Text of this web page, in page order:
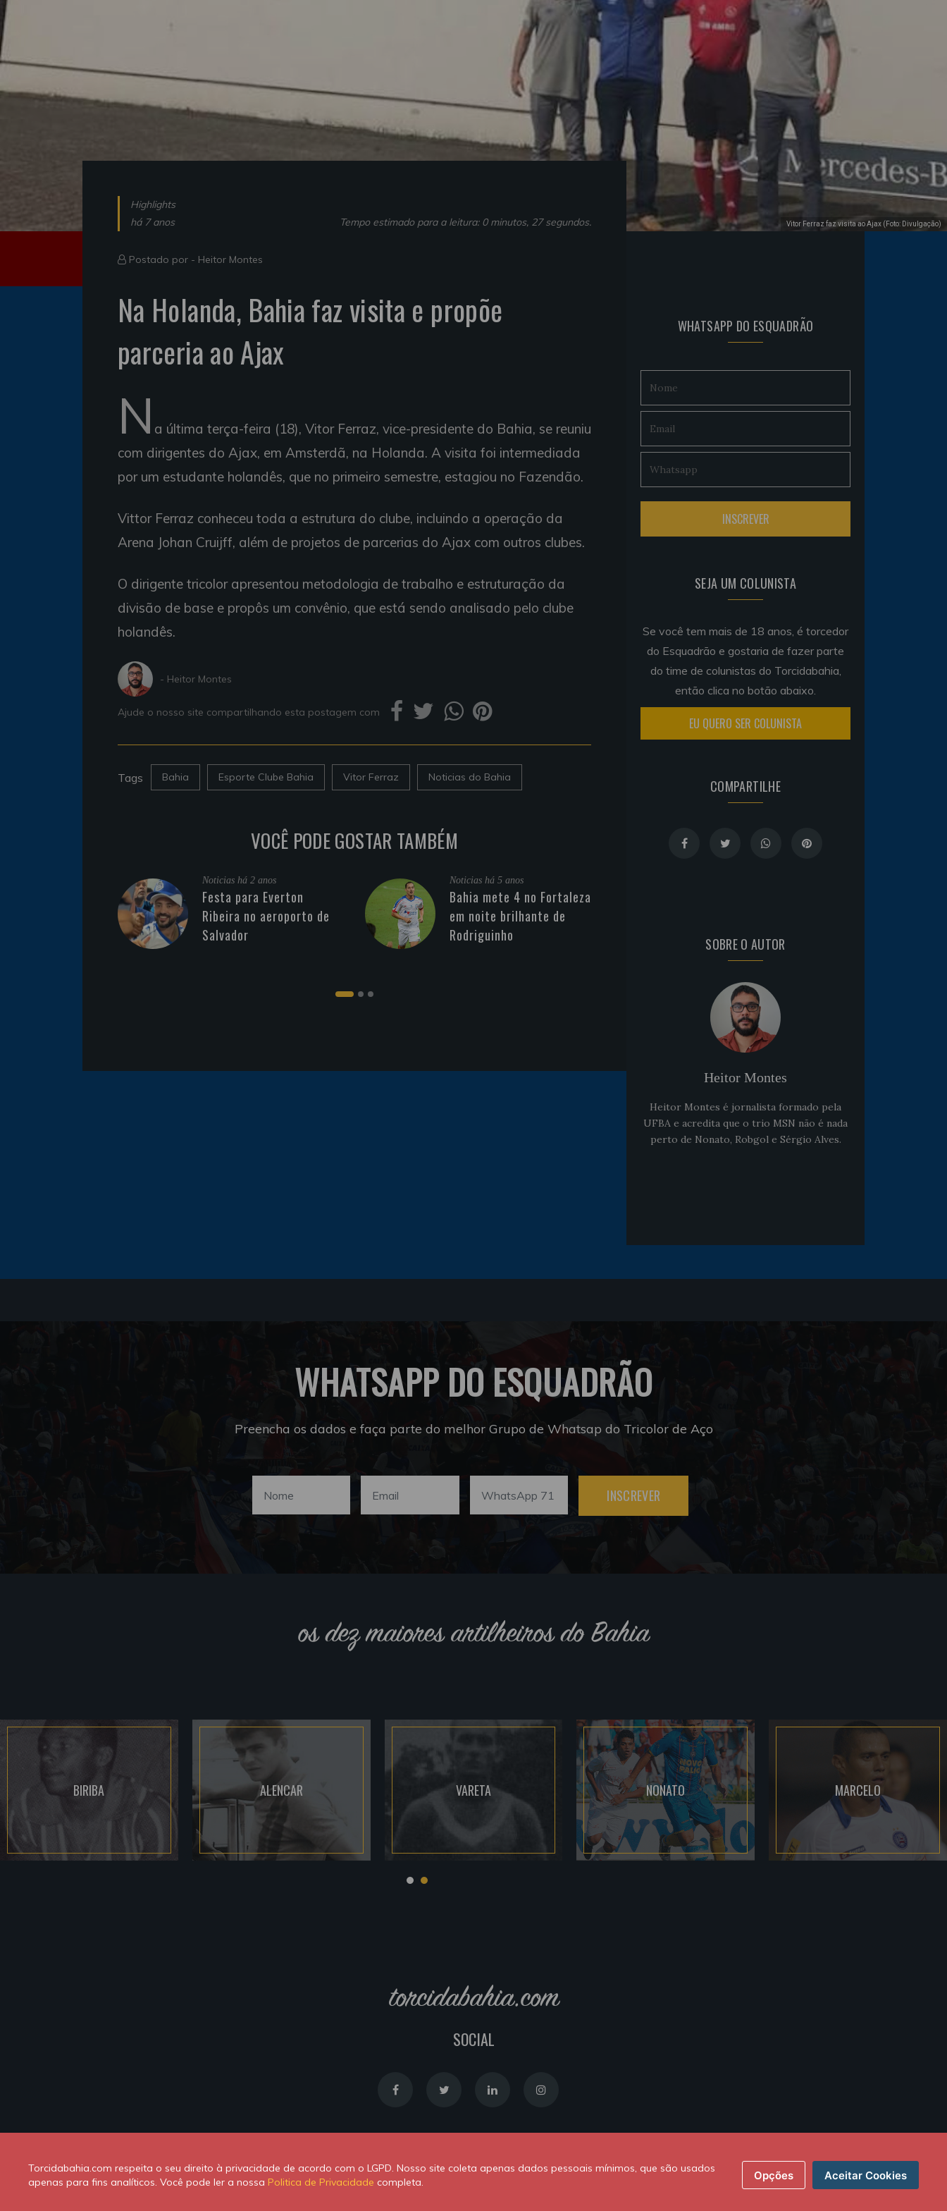
Vitor Ferraz faz visita ao Ajax (Foto: Divulgação)
Highlights
há 7 anos
Tempo estimado para a leitura: 0 minutos, 27 segundos.
Postado por - Heitor Montes
Na Holanda, Bahia faz visita e propõe
parceria ao Ajax
N a última terça-feira (18), Vitor Ferraz, vice-presidente do Bahia, se reuniu
com dirigentes do Ajax, em Amsterdã, na Holanda. A visita foi intermediada
por um estudante holandês, que no primeiro semestre, estagiou no Fazendão.
Vittor Ferraz conheceu toda a estrutura do clube, incluindo a operação da
Arena Johan Cruijff, além de projetos de parcerias do Ajax com outros clubes.
O dirigente tricolor apresentou metodologia de trabalho e estruturação da
divisão de base e propôs um convênio, que está sendo analisado pelo clube
holandês.
- Heitor Montes
Ajude o nosso site compartilhando esta postagem com
Tags Bahia Esporte Clube Bahia Vitor Ferraz Noticias do Bahia
VOCÊ PODE GOSTAR TAMBÉM
Noticias há 2 anos
Festa para Everton
Ribeira no aeroporto de
Salvador
Noticias há 5 anos
Bahia mete 4 no Fortaleza
em noite brilhante de
Rodriguinho
sofrer um corte no rosto
WHATSAPP DO ESQUADRÃO
SEJA UM COLUNISTA
Se você tem mais de 18 anos, é torcedor
do Esquadrão e gostaria de fazer parte
do time de colunistas do Torcidabahia,
então clica no botão abaixo.
EU QUERO SER COLUNISTA
COMPARTILHE
SOBRE O AUTOR
Heitor Montes
Heitor Montes é jornalista formado pela
UFBA e acredita que o trio MSN não é nada
perto de Nonato, Robgol e Sérgio Alves.
WHATSAPP DO ESQUADRÃO
Preencha os dados e faça parte do melhor Grupo de Whatsap do Tricolor de Aço
INSCREVER
os dez maiores artilheiros do Bahia
BIRIBA ALENCAR VARETA NONATO MARCELO
torcidabahia.com
SOCIAL
Powered byNewton Duarte
Torcidabahia.com respeita o seu direito à privacidade de acordo com o LGPD. Nosso site coleta apenas dados pessoais mínimos, que são usados
apenas para fins analíticos. Você pode ler a nossa Politica de Privacidade completa. Opções Aceitar Cookies